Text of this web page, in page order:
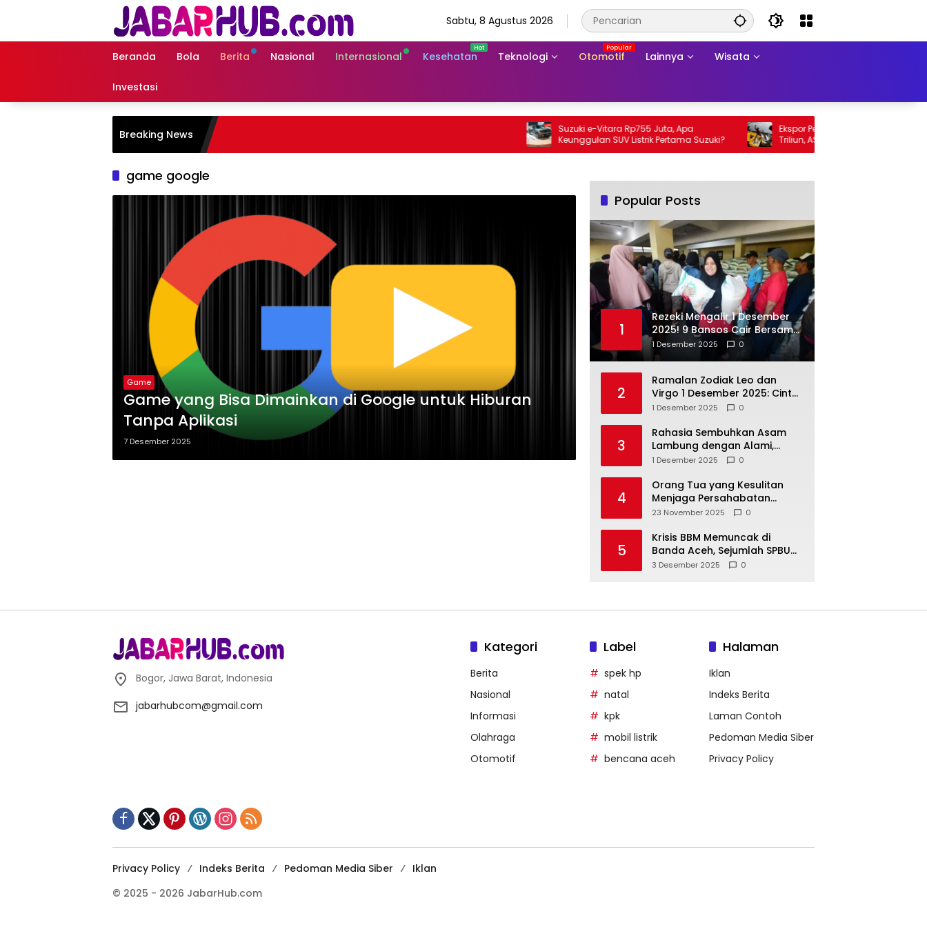
Sabtu, 8 Agustus 2026
Beranda Bola Berita Nasional Internasional Kesehatan Teknologi Otomotif Lainnya Wisata
Investasi
Breaking News
Suzuki e-Vitara Rp755 Juta, Apa
Keunggulan SUV Listrik Pertama Suzuki?
Ekspor Perikanan 2025 Tembus Rp105
Triliun, AS Jadi Pasar Utama
game google
Game
Game yang Bisa Dimainkan di Google untuk Hiburan
Tanpa Aplikasi
7 Desember 2025
Popular Posts
1
Rezeki Mengalir 1 Desember
2025! 9 Bansos Cair Bersama:
PKH, BPNT, dan KKS Mandiri
Double
1 Desember 2025 0
2
Ramalan Zodiak Leo dan
Virgo 1 Desember 2025: Cinta,
Karir, Kesehatan, dan
1 Desember 2025 0
3
Rahasia Sembuhkan Asam
Lambung dengan Alami,
Nomor 4 Disalahpahami
1 Desember 2025 0
4
Orang Tua yang Kesulitan
Menjaga Persahabatan
Biasanya Lakukan 8 Hal Ini
23 November 2025 0
5
Krisis BBM Memuncak di
Banda Aceh, Sejumlah SPBU
Tutup Total
3 Desember 2025 0
Bogor, Jawa Barat, Indonesia
jabarhubcom@gmail.com
Kategori
Berita
Nasional
Informasi
Olahraga
Otomotif
Label
spek hp
natal
kpk
mobil listrik
bencana aceh
Halaman
Iklan
Indeks Berita
Laman Contoh
Pedoman Media Siber
Privacy Policy
Privacy Policy Indeks Berita Pedoman Media Siber
Iklan
© 2025 - 2026 JabarHub.com